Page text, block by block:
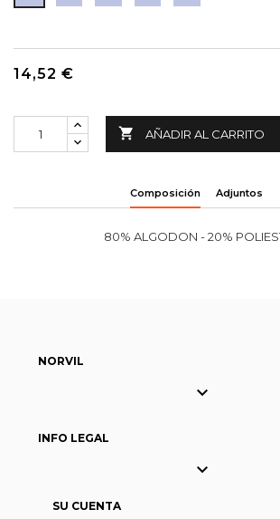
14,52 €
 AÑADIR AL CARRITO
Composición Adjuntos
80% ALGODON - 20%
NORVIL

INFO LEGAL

SU CUENTA